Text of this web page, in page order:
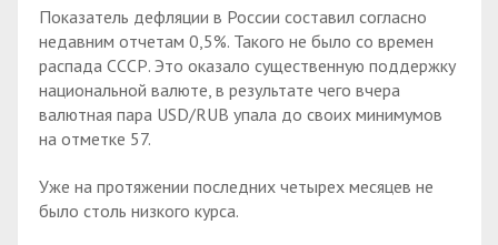
Показатель дефляции в России составил согласно
недавним отчетам 0,5%. Такого не было со времен
распада СССР. Это оказало существенную поддержку
национальной валюте, в результате чего вчера
валютная пара USD/RUB упала до своих минимумов
на отметке 57.
Уже на протяжении последних четырех месяцев не
было столь низкого курса.